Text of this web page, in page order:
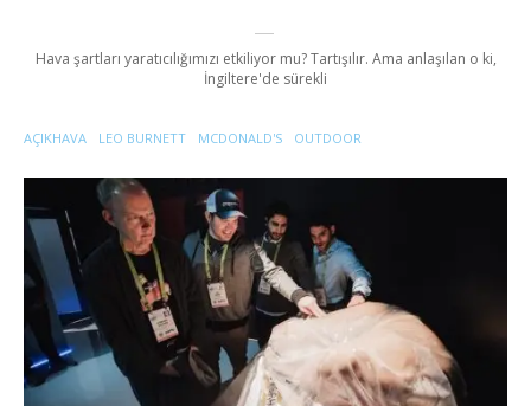
Hava şartları yaratıcılığımızı etkiliyor mu? Tartışılır. Ama anlaşılan o ki,
İngiltere'de sürekli
AÇIKHAVA LEO BURNETT MCDONALD'S OUTDOOR